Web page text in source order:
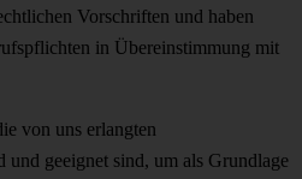
Vorschriften und haben
in Übereinstimmung mit
von uns erlangten
und geeignet sind, um als Grundlage